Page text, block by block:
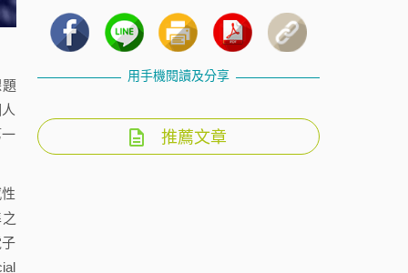
用手機閱讀及分享
推薦文章